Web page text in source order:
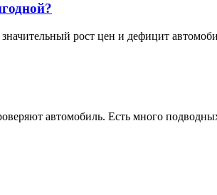
рост цен и дефицит
автомобиль. Есть много